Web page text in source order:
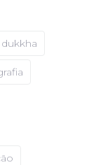
dukkha